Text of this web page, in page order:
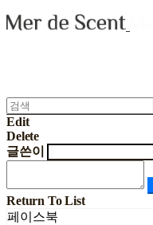
Edit
Delete
글쓴이
Return To List
페이스북